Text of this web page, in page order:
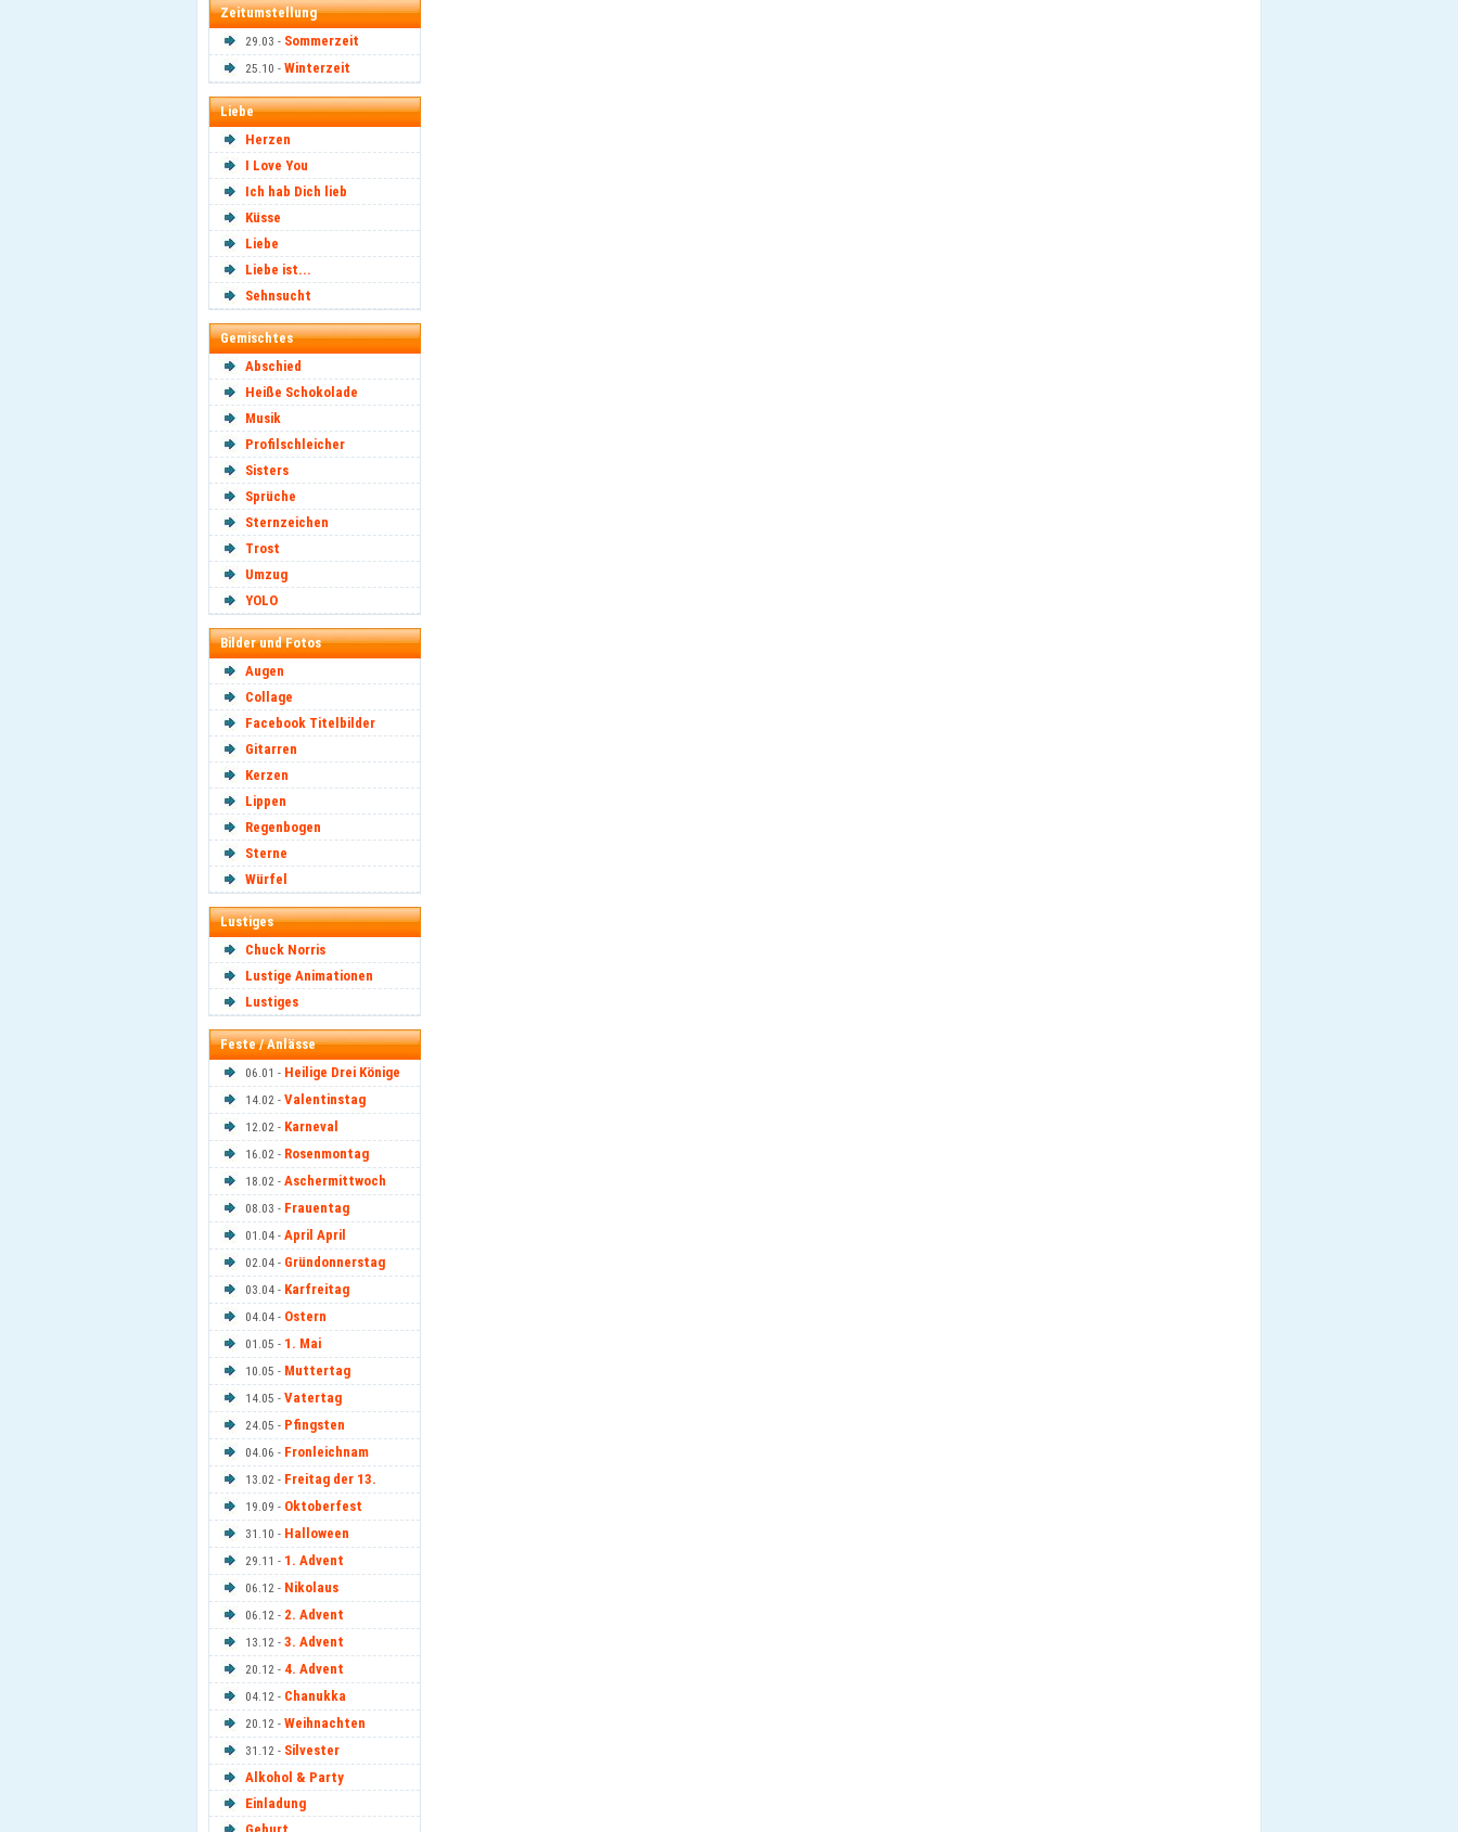
Zeitumstellung
29.03 - Sommerzeit
25.10 - Winterzeit
Liebe
Herzen
I Love You
Ich hab Dich lieb
Küsse
Liebe
Liebe ist...
Sehnsucht
Gemischtes
Abschied
Heiße Schokolade
Musik
Profilschleicher
Sisters
Sprüche
Sternzeichen
Trost
Umzug
YOLO
Bilder und Fotos
Augen
Collage
Facebook Titelbilder
Gitarren
Kerzen
Lippen
Regenbogen
Sterne
Würfel
Lustiges
Chuck Norris
Lustige Animationen
Lustiges
Feste / Anlässe
06.01 - Heilige Drei Könige
14.02 - Valentinstag
12.02 - Karneval
16.02 - Rosenmontag
18.02 - Aschermittwoch
08.03 - Frauentag
01.04 - April April
02.04 - Gründonnerstag
03.04 - Karfreitag
04.04 - Ostern
01.05 - 1. Mai
10.05 - Muttertag
14.05 - Vatertag
24.05 - Pfingsten
04.06 - Fronleichnam
13.02 - Freitag der 13.
19.09 - Oktoberfest
31.10 - Halloween
29.11 - 1. Advent
06.12 - Nikolaus
06.12 - 2. Advent
13.12 - 3. Advent
20.12 - 4. Advent
04.12 - Chanukka
20.12 - Weihnachten
31.12 - Silvester
Alkohol & Party
Einladung